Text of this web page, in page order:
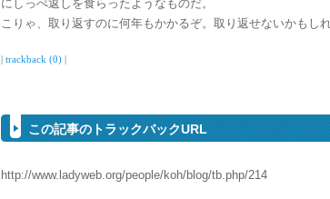
にしっぺ返しを食らったようなものだ。
こりゃ、取り返すのに何年もかかるぞ。取り返せないかもしれ
| trackback (0) |
この記事のトラックバックURL
http://www.ladyweb.org/people/koh/blog/tb.php/214